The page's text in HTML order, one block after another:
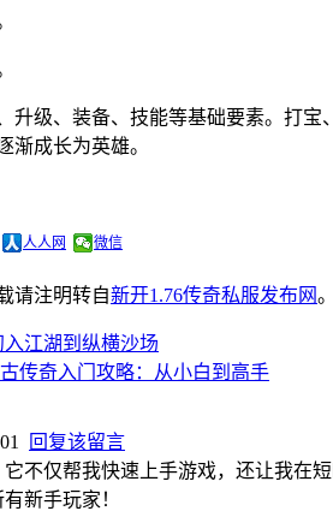
升级、装备、技能等基础要素。打
渐成长为英雄。
人人网 微信
请注明转自新开1.76传奇私服发布网。
江湖到纵横沙场
传奇入门攻略：从小白到高手
回复该留言
不仅帮我快速上手游戏，还让我在
新手玩家！